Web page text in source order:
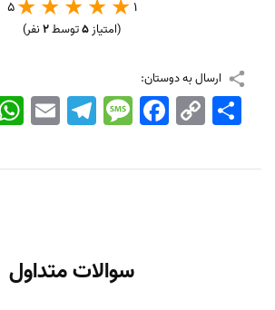
1
5
(امتیاز5توسط2نفر)
ارسال به دوستان:
EmailTelegramMessageFacebook Copy
Link
اشتراک
سوالات متداول